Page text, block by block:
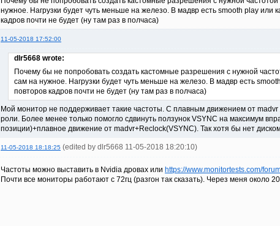
нужное. Нагрузки будет чуть меньше на железо. В мадвр есть smooth play или
кадров почти не будет (ну там раз в полчаса)
11-05-2018 17:52:00
dlr5668 wrote:
Почему бы не попробовать создать кастомные разрешения с нужной
сам на нужное. Нагрузки будет чуть меньше на железо. В мадвр есть
повторов кадров почти не будет (ну там раз в полчаса)
Мой монитор не поддерживает такие частоты. С плавным движением от madvr
роли. Более менее только помогло сдвинуть ползунок VSYNC на максимум
позиции)+плавное движение от madvr+Reclock(VSYNC). Так хотя бы нет
11-05-2018 18:18:25 (edited by dlr5668 11-05-2018 18:20:10)
Частоты можно выставить в Nvidia дровах или https://www.monitortests.com/
Почти все мониторы работают с 72гц (разгон так сказать). Через меня около